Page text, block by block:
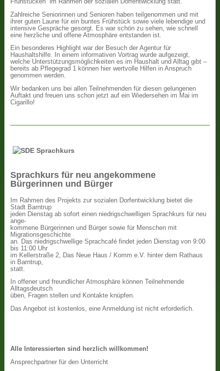
Frühstücken“ im Rahmen der sozialen Dorfentwicklung statt.
Zahlreiche Seniorinnen und Senioren haben teilgenommen und mit
ihrer guten Laune für ein buntes Frühstück sowie viele lebendige und
intensive Gespräche gesorgt. Es war schön zu sehen, wie schnell
eine herzliche und offene Atmosphäre entstanden ist.
Ein besonderes Highlight war der Besuch der Agentur für
Haushaltshilfe. In einem informativen Vortrag wurde aufgezeigt,
welche Unterstützungsmöglichkeiten es im Haushalt und Alltag gibt –
bereits ab Pflegegrad 1 können hier wertvolle Hilfen in Anspruch
genommen werden.
Wir bedanken uns bei allen Teilnehmenden für diesen gelungenen
Auftakt und freuen uns schon jetzt auf ein Wiedersehen im Mai im
Cigarillo!
Sprachkurs für neu angekommene
Bürgerinnen und Bürger
Im Rahmen des Projekts zur sozialen Dorfentwicklung bietet die
Stadt Barntrup
jeden Dienstag ab sofort einen niedrigschwelligen Sprachkurs für neu
ange-
kommene Bürgerinnen und Bürger sowie für Menschen mit
Migrationsgeschichte
an. Das niedrigschwellige Sprachcafé findet jeden Dienstag von 9:00
bis 11:00 Uhr
im Kellerstraße 2, Das Neue Haus / Komm e.V. hinter dem Rathaus
in Barntrup,
statt.
In offener und freundlicher Atmosphäre können Teilnehmende
Alltagsdeutsch
üben, Fragen stellen und Kontakte knüpfen.
Das Angebot ist kostenlos, eine Anmeldung ist nicht erforderlich.
Alle Interessierten sind herzlich willkommen!
Ansprechpartner für den Unterricht